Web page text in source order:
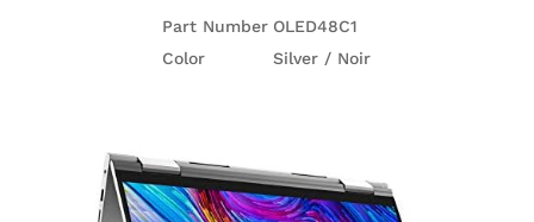
Part Number OLED48C1
Color
Silver / Noir